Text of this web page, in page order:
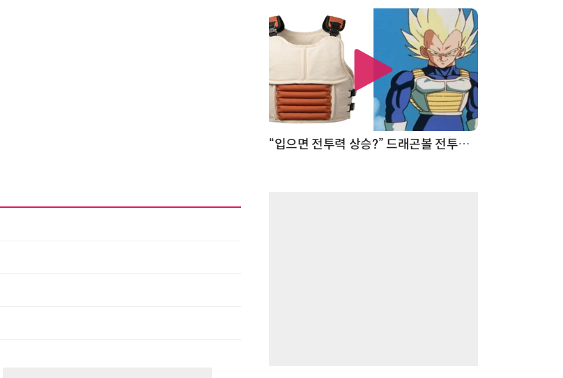
“입으면 전투력 상승?” 드래곤볼 전투복 닮은 중량조끼